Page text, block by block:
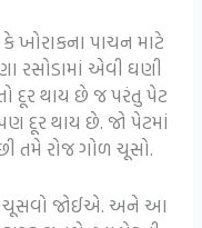
ખોરાકના પાચન માટે
રસોડામાં એવી ઘણી
દૂર થાય છે જ પરંતુ પેટ
દૂર થાય છે. જો પેટમાં
તમે રોજ ગોળ ચૂસો.
ચૂસવો જોઈએ. અને આ